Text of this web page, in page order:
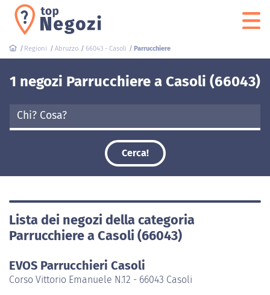
Regioni Abruzzo 66043 - Casoli Parrucchiere
1 negozi Parrucchiere a Casoli (66043)
Cerca!
Lista dei negozi della categoria
Parrucchiere a Casoli (66043)
EVOS Parrucchieri Casoli
Corso Vittorio Emanuele N.12 - 66043 Casoli